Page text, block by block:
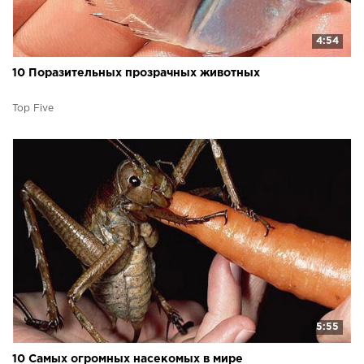
4:54
10 Поразительных прозрачных животных
Top Five
5:55
10 Самых огромных насекомых в мире